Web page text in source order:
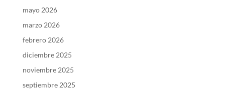
mayo 2026
marzo 2026
febrero 2026
diciembre 2025
noviembre 2025
septiembre 2025